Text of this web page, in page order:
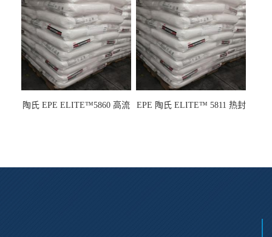
陶氏 EPE ELITE™5860 高流
EPE 陶氏 ELITE™ 5811 热封